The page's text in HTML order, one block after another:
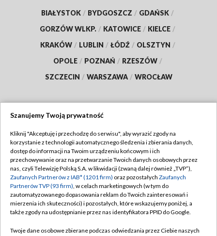
BIAŁYSTOK / BYDGOSZCZ / GDAŃSK /
GORZÓW WLKP. / KATOWICE / KIELCE /
KRAKÓW / LUBLIN / ŁÓDŹ / OLSZTYN /
OPOLE / POZNAŃ / RZESZÓW /
SZCZECIN / WARSZAWA / WROCŁAW
TVP
Abonament TVP
Emisja w TVP
Centrum informacji TVP
Naziemna Telewizja Cyfrowa
Regulamin TVP
Polityka prywatności
Moje zgody
Pomoc
Szanujemy Twoją prywatność
Kliknij "Akceptuję i przechodzę do serwisu", aby wyrazić zgody na
korzystanie z technologii automatycznego śledzenia i zbierania danych,
dostęp do informacji na Twoim urządzeniu końcowym i ich
przechowywanie oraz na przetwarzanie Twoich danych osobowych przez
nas, czyli Telewizję Polską S.A. w likwidacji (zwaną dalej również „TVP”),
Zaufanych Partnerów z IAB* (1201 firm) oraz pozostałych Zaufanych
Partnerów TVP (93 firm), w celach marketingowych (w tym do
zautomatyzowanego dopasowania reklam do Twoich zainteresowań i
mierzenia ich skuteczności) i pozostałych, które wskazujemy poniżej, a
także zgody na udostępnianie przez nas identyfikatora PPID do Google.
Twoje dane osobowe zbierane podczas odwiedzania przez Ciebie naszych